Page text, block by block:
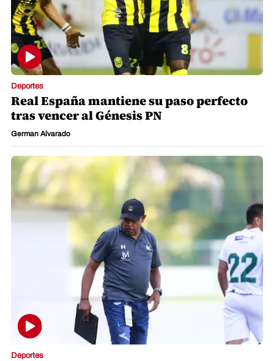
Deportes
Real España mantiene su paso perfecto
tras vencer al Génesis PN
German Alvarado
Deportes